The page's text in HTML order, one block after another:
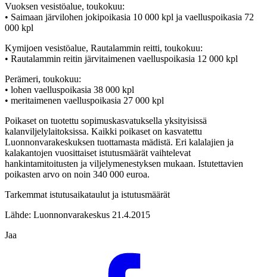
Vuoksen vesistöalue, toukokuu:
• Saimaan järvilohen jokipoikasia 10 000 kpl ja vaelluspoikasia 72
000 kpl
Kymijoen vesistöalue, Rautalammin reitti, toukokuu:
• Rautalammin reitin järvitaimenen vaelluspoikasia 12 000 kpl
Perämeri, toukokuu:
• lohen vaelluspoikasia 38 000 kpl
• meritaimenen vaelluspoikasia 27 000 kpl
Poikaset on tuotettu sopimuskasvatuksella yksityisissä
kalanviljelylaitoksissa. Kaikki poikaset on kasvatettu
Luonnonvarakeskuksen tuottamasta mädistä. Eri kalalajien ja
kalakantojen vuosittaiset istutusmäärät vaihtelevat
hankintamitoitusten ja viljelymenestyksen mukaan. Istutettavien
poikasten arvo on noin 340 000 euroa.
Tarkemmat istutusaikataulut ja istutusmäärät
Lähde: Luonnonvarakeskus 21.4.2015
Jaa